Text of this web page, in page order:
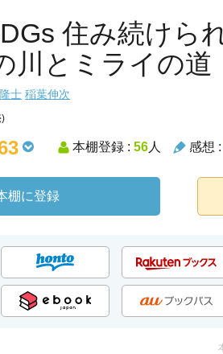
住み続けら
川とミライの道
士 稲葉伸次
)
本棚登録 : 56人 感想 :
棚に登録